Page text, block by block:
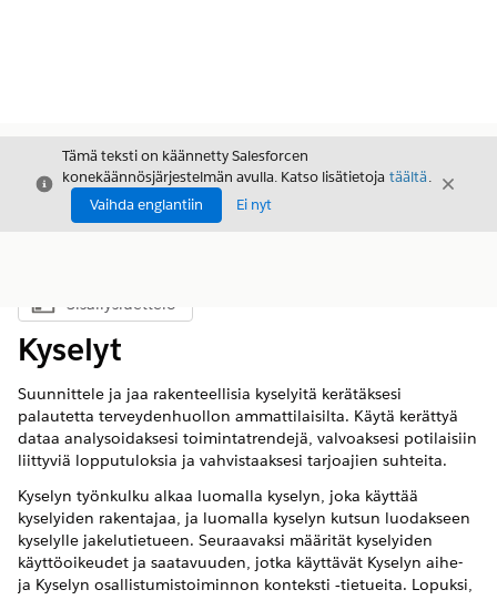
Sulje
Tämä teksti on käännetty Salesforcen
konekäännösjärjestelmän avulla. Katso lisätietoja täältä.
Vaihda englantiin
Ei nyt
Sulje
Näytä sisällysluettelo
Sisällysluettelo
Kyselyt
Suunnittele ja jaa rakenteellisia kyselyitä kerätäksesi
palautetta terveydenhuollon ammattilaisilta. Käytä kerättyä
dataa analysoidaksesi toimintatrendejä, valvoaksesi potilaisiin
liittyviä lopputuloksia ja vahvistaaksesi tarjoajien suhteita.
Kyselyn työnkulku alkaa luomalla kyselyn, joka käyttää
kyselyiden rakentajaa, ja luomalla kyselyn kutsun luodakseen
kyselylle jakelutietueen. Seuraavaksi määrität kyselyiden
käyttöoikeudet ja saatavuuden, jotka käyttävät Kyselyn aihe-
ja Kyselyn osallistumistoiminnon konteksti ‐tietueita. Lopuksi,